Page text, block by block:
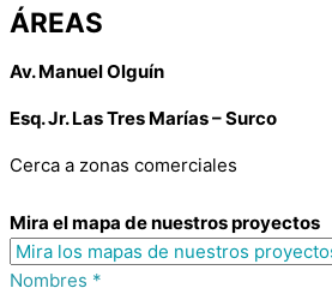
ÁREAS
Av. Manuel Olguín
Esq. Jr. Las Tres Marías – Surco
Cerca a zonas comerciales
Mira el mapa de nuestros proyectos
Nombres *